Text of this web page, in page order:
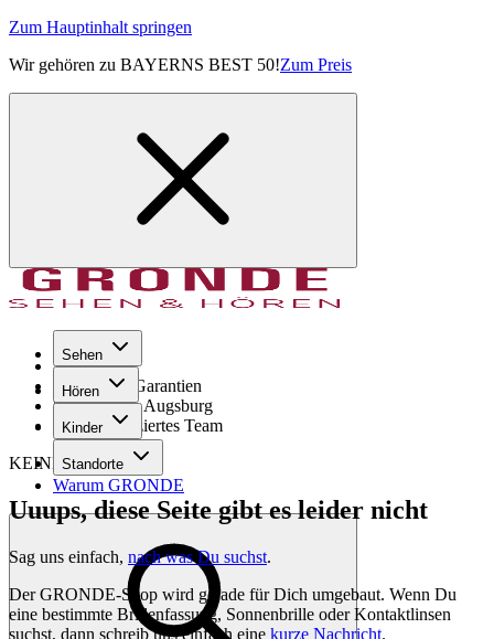
Zum Hauptinhalt springen
Wir gehören zu BAYERNS BEST 50!Zum Preis
Sehen
Hören
Kinder
Standorte
Warum GRONDE
Seit 1971
GRONDE Garantien
8× im Raum Augsburg
Hochqualifiziertes Team
KEINE SORGE!
Uuups, diese Seite gibt es leider nicht
Sag uns einfach, nach was Du suchst.
Der GRONDE-Shop wird gerade für Dich umgebaut. Wenn Du
eine bestimmte Brillenfassung, Sonnenbrille oder Kontaktlinsen
suchst, dann schreib uns einfach eine kurze Nachricht.